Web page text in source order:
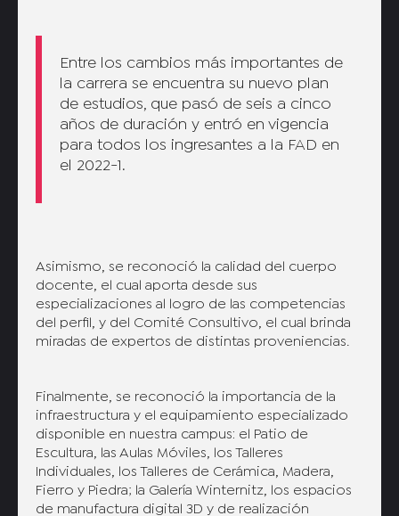
Entre los cambios más importantes de
la carrera se encuentra su nuevo plan
de estudios, que pasó de seis a cinco
años de duración y entró en vigencia
para todos los ingresantes a la FAD en
el 2022-1.
Asimismo, se reconoció la calidad del cuerpo
docente, el cual aporta desde sus
especializaciones al logro de las competencias
del perfil, y del Comité Consultivo, el cual brinda
miradas de expertos de distintas proveniencias.
Finalmente, se reconoció la importancia de la
infraestructura y el equipamiento especializado
disponible en nuestra campus: el Patio de
Escultura, las Aulas Móviles, los Talleres
Individuales, los Talleres de Cerámica, Madera,
Fierro y Piedra; la Galería Winternitz, los espacios
de manufactura digital 3D y de realización